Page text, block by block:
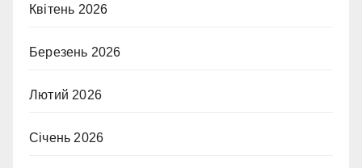
Квітень 2026
Березень 2026
Лютий 2026
Січень 2026